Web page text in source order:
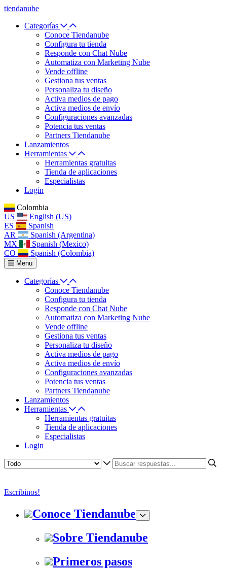
tiendanube
Categorías
Conoce Tiendanube
Configura tu tienda
Responde con Chat Nube
Automatiza con Marketing Nube
Vende offline
Gestiona tus ventas
Personaliza tu diseño
Activa medios de pago
Activa medios de envío
Configuraciones avanzadas
Potencia tus ventas
Partners Tiendanube
Lanzamientos
Herramientas
Herramientas gratuitas
Tienda de aplicaciones
Especialistas
Login
Colombia
US
English (US)
ES
Spanish
AR
Spanish (Argentina)
MX
Spanish (Mexico)
CO
Spanish (Colombia)
Menu
Categorías
Conoce Tiendanube
Configura tu tienda
Responde con Chat Nube
Automatiza con Marketing Nube
Vende offline
Gestiona tus ventas
Personaliza tu diseño
Activa medios de pago
Activa medios de envío
Configuraciones avanzadas
Potencia tus ventas
Partners Tiendanube
Lanzamientos
Herramientas
Herramientas gratuitas
Tienda de aplicaciones
Especialistas
Login
Escribinos!
Conoce Tiendanube
Sobre Tiendanube
Primeros pasos